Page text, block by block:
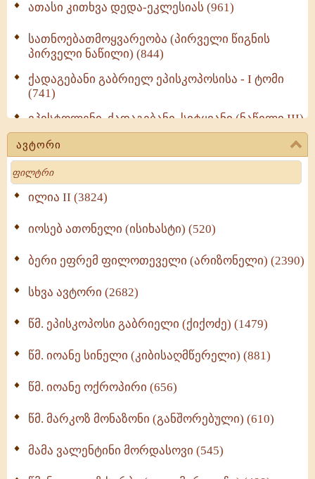
ათასი კითხვა დედა-ეკლესიას (961)
სათნოებათმოყვარეობა (პირველი წიგნის
პირველი ნაწილი) (844)
ქადაგებანი გაბრიელ ეპისკოპოსისა - I ტომი
(741)
ეპისტოლენი, ქადაგებანი, სიტყვანი (ნაწილი III)
(723)
მოძღვრის ძალზე სასარგებლო რჩევები
მრევლისათვის (545)
Wisdomge (514)
ქადაგებანი გაბრიელ ეპისკოპოსისა - II ტომი
სულიერი ცხოვრების სახელმძღვანელო -
ნაწილი II (369)
ავტორი
Search
ილია II (3824)
იოსებ ათონელი (ისიხასტი) (520)
ბერი ეფრემ ფილოთეველი (არიზონელი) (2390)
სხვა ავტორი (2682)
წმ. ეპისკოპოსი გაბრიელი (ქიქოძე) (1479)
წმ. იოანე სინელი (კიბისაღმწერელი) (881)
წმ. იოანე ოქროპირი (656)
წმ. მარკოზ მონაზონი (განშორებული) (610)
მამა ვალენტინი მორდასოვი (545)